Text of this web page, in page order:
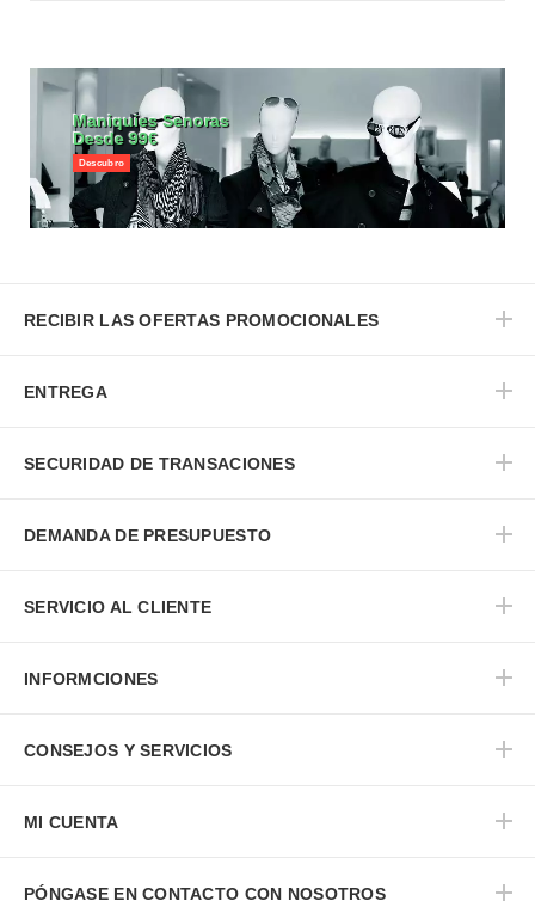
Maniquies Senoras
Desde 99€
Descubro
RECIBIR LAS OFERTAS PROMOCIONALES
ENTREGA
SECURIDAD DE TRANSACIONES
DEMANDA DE PRESUPUESTO
SERVICIO AL CLIENTE
INFORMCIONES
CONSEJOS Y SERVICIOS
MI CUENTA
PÓNGASE EN CONTACTO CON NOSOTROS